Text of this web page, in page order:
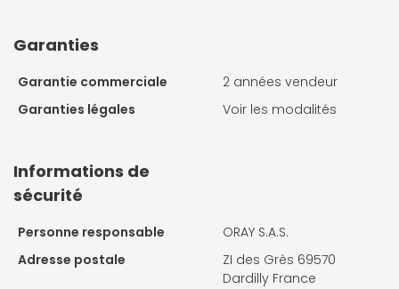
Garanties
Garantie commerciale
2 années vendeur
Garanties légales
Voir les modalités
Informations de
sécurité
Personne responsable
ORAY S.A.S.
Adresse postale
ZI des Grès 69570
Dardilly France